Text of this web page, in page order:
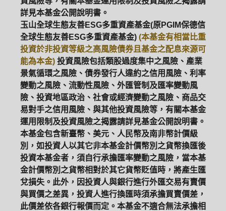
詳見本基金公開說明書。
玉山全球生態友善ESG多重資產基金(原PGIM保德信
全球生態友善ESG多重資產基金) (本基金有相當比重
投資於非投資等級之高風險債券且基金之配息來源可
能為本金) 投資風險包括類股過度集中之風險、產業
景氣循環之風險、債券發行人違約之信用風險、利率
變動之風險、流動性風險、外匯管制及匯率變動風
險、投資地區政治、社會或經濟變動之風險、商品交
易對手之信用風險、與其他投資風險等，有關本基金
運用限制及投資風險之揭露請詳見基金公開說明書。
本基金包含新臺幣、美元、人民幣及南非幣計價級
別，如投資人以其它非本基金計價幣別之貨幣換匯後
投資本基金者，須自行承擔匯率變動之風險，當本基
金計價幣別之貨幣相對於其它貨幣貶值時，將產生匯
兌損失。此外，因投資人與銀行進行外匯交易有賣價
與買價之差異，投資人進行換匯時須承擔買賣價差，
此價差依各銀行報價而定。本基金不適合無法承擔相